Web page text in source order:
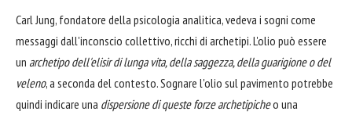
Carl Jung, fondatore della psicologia analitica, vedeva i sogni come
messaggi dall'inconscio collettivo, ricchi di archetipi. L'olio può essere
un archetipo dell'elisir di lunga vita, della saggezza, della guarigione o del
veleno, a seconda del contesto. Sognare l'olio sul pavimento potrebbe
quindi indicare una dispersione di queste forze archetipicheo una